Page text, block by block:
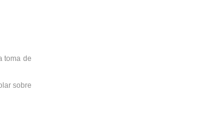
toma de
sobre